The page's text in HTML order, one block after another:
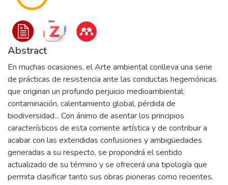
Abstract
En muchas ocasiones, el Arte ambiental conlleva una serie
de prácticas de resistencia ante las conductas hegemónicas
que originan un profundo perjuicio medioambiental:
contaminación, calentamiento global, pérdida de
biodiversidad... Con ánimo de asentar los principios
característicos de esta corriente artística y de contribuir a
acabar con las extendidas confusiones y ambigüedades
generadas a su respecto, se propondrá el sentido
actualizado de su término y se ofrecerá una tipología que
permita clasificar tanto sus obras pioneras como recientes.